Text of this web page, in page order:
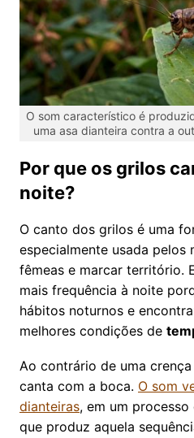
O som característico é
uma asa dianteira contra a
Por que os grilos
noite?
O canto dos grilos é uma
especialmente usada pelos
fêmeas e marcar território.
mais frequência à noite
hábitos noturnos e
melhores condições de
Ao contrário de uma
canta com a boca. O som
dianteiras, em um
que produz aquela